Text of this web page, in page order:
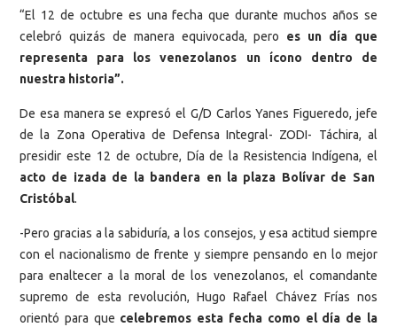
“El 12 de octubre es una fecha que durante muchos años se
celebró quizás de manera equivocada, pero es un día que
representa para los venezolanos un ícono dentro de
nuestra historia”.
De esa manera se expresó el G/D Carlos Yanes Figueredo, jefe
de la Zona Operativa de Defensa Integral- ZODI- Táchira, al
presidir este 12 de octubre, Día de la Resistencia Indígena, el
acto de izada de la bandera en la plaza Bolívar de San
Cristóbal.
-Pero gracias a la sabiduría, a los consejos, y esa actitud siempre
con el nacionalismo de frente y siempre pensando en lo mejor
para enaltecer a la moral de los venezolanos, el comandante
supremo de esta revolución, Hugo Rafael Chávez Frías nos
orientó para que celebremos esta fecha como el día de la